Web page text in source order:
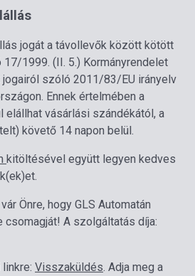
jogát a távollevők között kötött
1999. (II. 5.) Kormányrendelet
szóló 2011/83/EU irányelv
Ennek értelmében a
elállhat vásárlási szándékától, a
követő 14 napon belül.
kitöltésével együtt legyen kedves
Önre, hogy GLS Automatán
A szolgáltatás díja:
Visszaküldés. Adja meg a